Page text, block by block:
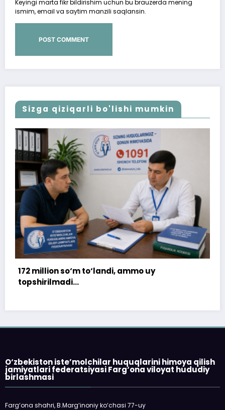
Keyingi marta fikr bildirishim uchun bu brauzerda mening
ismim, email va saytim manzili saqlansin.
Sizga qiziqarli bo'lishi mumkin